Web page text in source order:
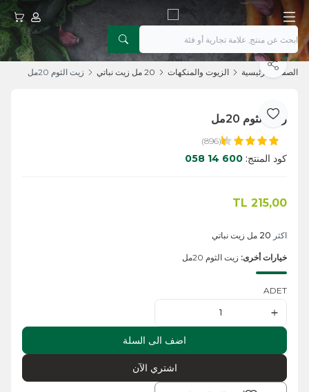
حسابيعربتي
الصفحة الرئيسية الزيوت والمنكهات 20 مل زيت نباتي زيت الثوم 20مل
أضف إلى المفضلة
يشارك
زيت الثوم 20مل
(896)
كود المنتج: 600 14 058
215,00
اكثر 20 مل زيت نباتي
خيارات أخرى: زيت الثوم 20مل
ADET
اضف الى السلة
اشتري الآن